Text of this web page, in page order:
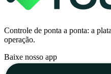
Controle de ponta a ponta: a
operação.
Baixe nosso app